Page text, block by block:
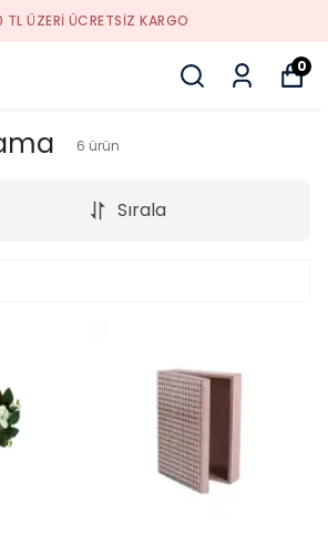
YENI SEZON ÜRÜNLER
0
6 ürün
Sırala